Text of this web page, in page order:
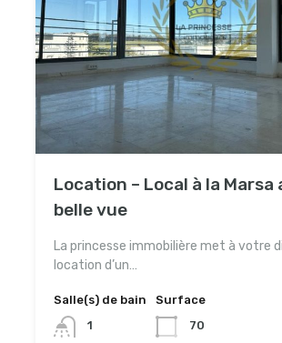
Location – Local à la Marsa
belle vue
La princesse immobilière met à votre
location d’un…
Salle(s) de bain
1
Surface
70